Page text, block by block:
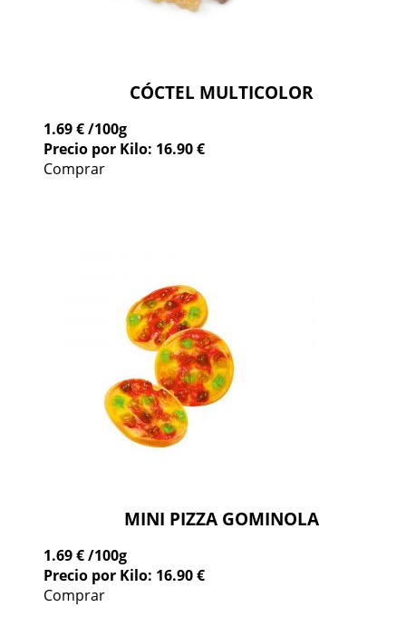
CÓCTEL MULTICOLOR
1.69 €/100g
Precio por Kilo: 16.90 €
Comprar
MINI PIZZA GOMINOLA
1.69 €/100g
Precio por Kilo: 16.90 €
Comprar